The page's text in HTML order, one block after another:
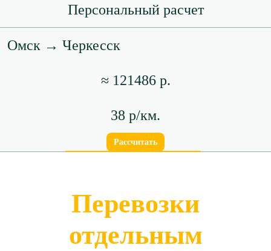
Персональный расчет
Омск → Черкесск
≈ 121486 р.
38 р/км.
Рассчитать
Перевозки
отдельным